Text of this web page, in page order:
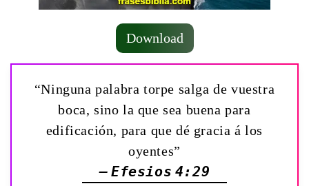
Download
“Ninguna palabra torpe salga de vuestra
boca, sino la que sea buena para
edificación, para que dé gracia á los
oyentes”
— Efesios 4:29